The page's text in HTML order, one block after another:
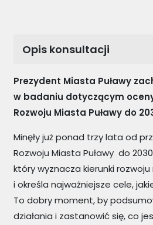
Opis konsultacji
Prezydent Miasta Puławy
w badaniu dotyczącym
Rozwoju Miasta Puławy do
Minęły już ponad trzy lata od
Rozwoju Miasta Puławy do
który wyznacza kierunki
i określa najważniejsze cele,
To dobry moment, by
działania i zastanowić się, co